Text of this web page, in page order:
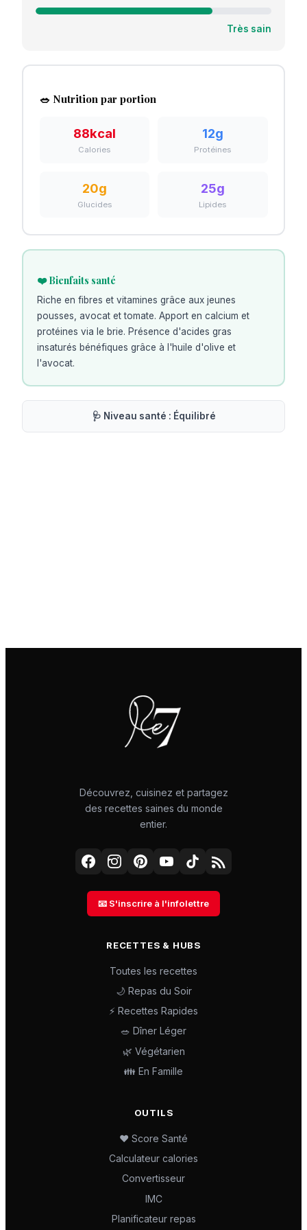
Très sain
🥗 Nutrition par portion
88kcal
Calories
12g
Protéines
20g
Glucides
25g
Lipides
❤️ Bienfaits santé
Riche en fibres et vitamines grâce aux jeunes
pousses, avocat et tomate. Apport en calcium et
protéines via le brie. Présence d'acides gras
insaturés bénéfiques grâce à l'huile d'olive et
l'avocat.
🩺 Niveau santé : Équilibré
Découvrez, cuisinez et partagez
des recettes saines du monde
entier.
📧 S'inscrire à l'infolettre
RECETTES & HUBS
Toutes les recettes
🌙 Repas du Soir
⚡ Recettes Rapides
🥗 Dîner Léger
🌿 Végétarien
👪 En Famille
OUTILS
❤️ Score Santé
Calculateur calories
Convertisseur
IMC
Planificateur repas